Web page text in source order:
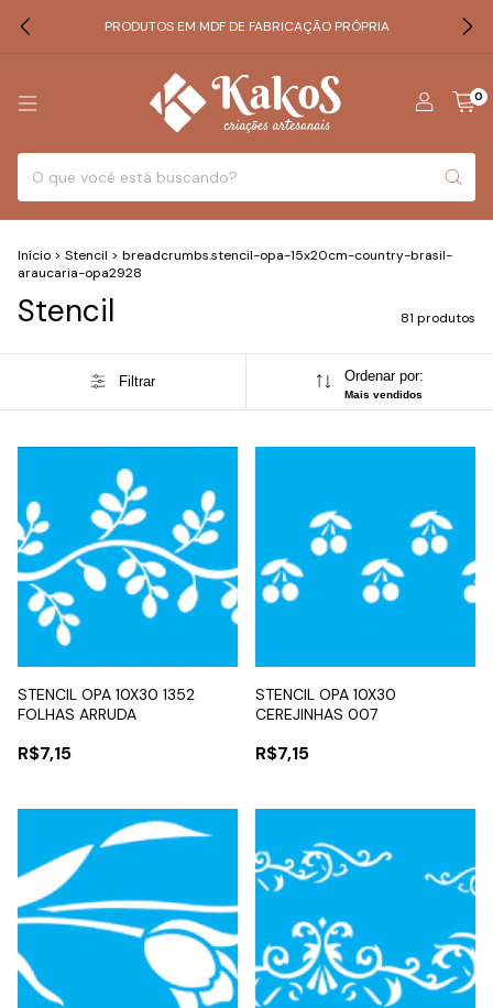
PRODUTOS EM MDF DE FABRICAÇÃO PRÓPRIA
0
Início > Stencil > breadcrumbs.stencil-opa-15x20cm-country-brasil-
araucaria-opa2928
Stencil 81 produtos
Filtrar Ordenar por:
Mais vendidos
STENCIL OPA 10X30 1352
FOLHAS ARRUDA
R$7,15
STENCIL OPA 10X30
CEREJINHAS 007
R$7,15